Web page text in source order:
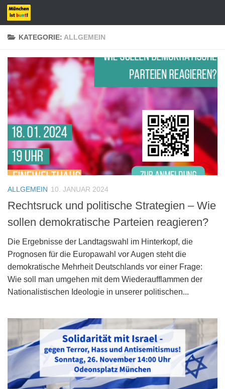
Zum Inhalt springen
KATEGORIE: ALLGEMEIN
ALLGEMEIN 10. JANUAR 2024
Rechtsruck und politische Strategien – Wie
sollen demokratische Parteien reagieren?
Die Ergebnisse der Landtagswahl im Hinterkopf, die
Prognosen für die Europawahl vor Augen steht die
demokratische Mehrheit Deutschlands vor einer Frage:
Wie soll man umgehen mit dem Wiederaufflammen der
Nationalistischen Ideologie in unserer politischen...